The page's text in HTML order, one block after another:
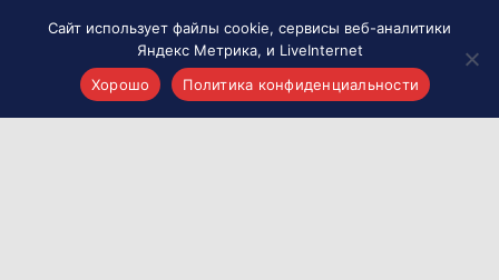
Сайт использует файлы cookie, сервисы веб-аналитики
Яндекс Метрика, и LiveInternet
Хорошо
Политика конфиденциальности